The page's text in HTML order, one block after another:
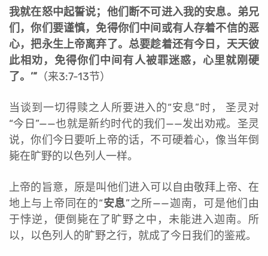
我就在怒中起誓说；他们断不可进入我的安息。弟兄
们，你们要谨慎，免得你们中间或有人存着不信的恶
心，把永生上帝离弃了。总要趁着还有今日，天天彼
此相劝，免得你们中间有人被罪迷惑，心里就刚硬
了。’” （来3:7-13节）
当谈到一切得赎之人所要进入的“安息”时， 圣灵对
“今日”——也就是新约时代的我们——发出劝戒。圣灵
说，你们今日要听上帝的话，不可硬着心，像当年倒
毙在旷野的以色列人一样。
上帝的旨意，原是叫他们进入可以自由敬拜上帝、在
地上与上帝同在的“安息”之所——迦南，可是他们由
于悖逆，便倒毙在了旷野之中，未能进入迦南。所
以，以色列人的旷野之行，就成了今日我们的鉴戒。